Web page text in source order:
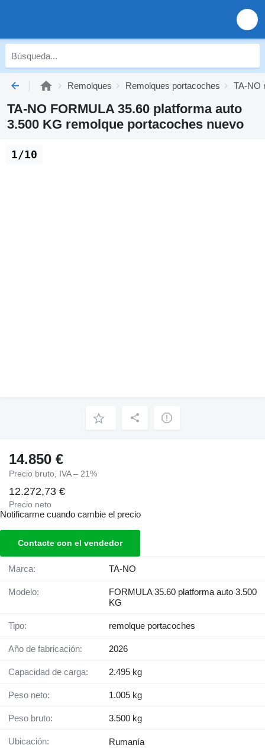
Remolques Remolques portacoches TA-NO
TA-NO FORMULA 35.60 platforma auto
3.500 KG remolque portacoches nuevo
1/10
14.850 €
Precio bruto, IVA – 21%
12.272,73 €
Precio neto
Notificarme cuando cambie el precio
Contacte con el vendedor
Marca: TA-NO
Modelo:
FORMULA 35.60 platforma auto 3.500
KG
Tipo: remolque portacoches
Año de fabricación: 2026
Capacidad de carga: 2.495 kg
Peso neto: 1.005 kg
Peso bruto: 3.500 kg
Ubicación:
Rumanía